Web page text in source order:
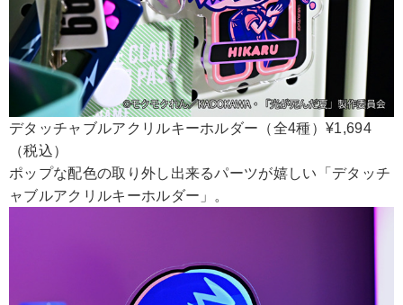
デタッチャブルアクリルキーホルダー（全4種）¥1,694
（税込）
ポップな配色の取り外し出来るパーツが嬉しい「デタッチ
ャブルアクリルキーホルダー」。